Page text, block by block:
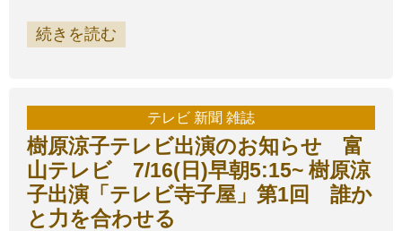
続きを読む
テレビ 新聞 雑誌
樹原涼子テレビ出演のお知らせ 富
山テレビ 7/16(日)早朝5:15~ 樹原涼
子出演「テレビ寺子屋」第1回 誰か
と力を合わせる